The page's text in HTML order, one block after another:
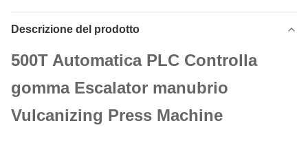
Descrizione del prodotto
500T Automatica PLC Controlla
gomma Escalator manubrio
Vulcanizing Press Machine